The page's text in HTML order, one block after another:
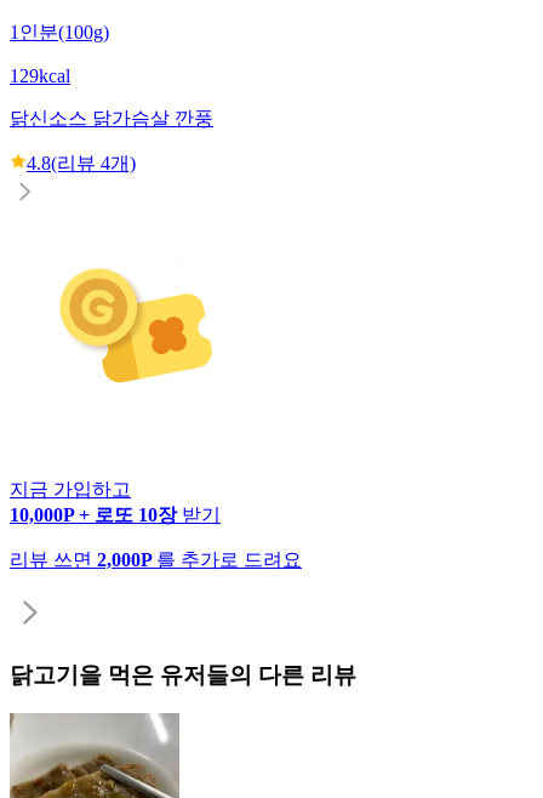
1인분(100g)
129kcal
닭신소스 닭가슴살 깐풍
4.8(리뷰 4개)
지금 가입하고
10,000P + 로또 10장 받기
리뷰 쓰면 2,000P 를 추가로 드려요
닭고기 을 먹은 유저들의 다른 리뷰